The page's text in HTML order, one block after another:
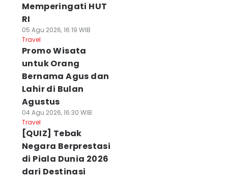
Memperingati HUT
RI
05 Agu 2026, 16:19 WIB
Travel
Promo Wisata
untuk Orang
Bernama Agus dan
Lahir di Bulan
Agustus
04 Agu 2026, 16:30 WIB
Travel
[QUIZ] Tebak
Negara Berprestasi
di Piala Dunia 2026
dari Destinasi